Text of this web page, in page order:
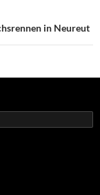
in Neureut